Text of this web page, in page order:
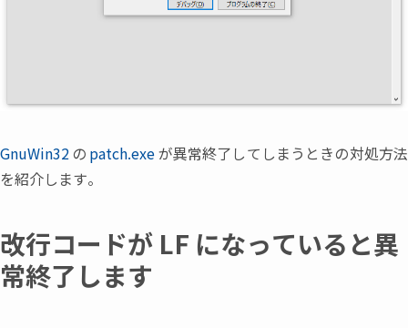
GnuWin32 の patch.exeが異常終了してしまうときの対処方法
を紹介します。
改行コードが LF になっていると異
常終了します